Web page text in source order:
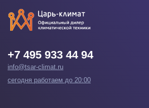
+7 495 933 44 94
info@tsar-climat.ru
сегодня работаем до 20:00